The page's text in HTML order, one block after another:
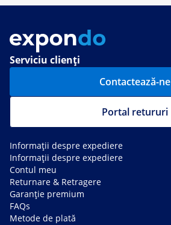
Serviciu clienți
Contactează-ne
Portal retururi
Informații despre expediere
Informații despre expediere
Contul meu
Returnare & Retragere
Garanție premium
FAQs
Metode de plată